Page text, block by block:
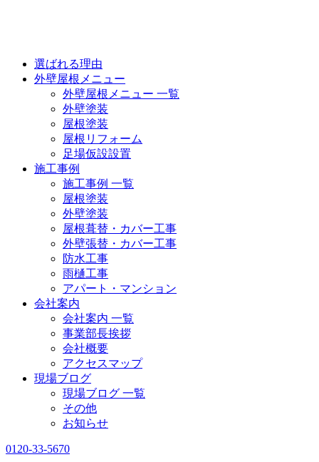
選ばれる理由
外壁屋根メニュー
外壁屋根メニュー 一覧
外壁塗装
屋根塗装
屋根リフォーム
足場仮設設置
施工事例
施工事例 一覧
屋根塗装
外壁塗装
屋根葺替・カバー工事
外壁張替・カバー工事
防水工事
雨樋工事
アパート・マンション
会社案内
会社案内 一覧
事業部長挨拶
会社概要
アクセスマップ
現場ブログ
現場ブログ 一覧
その他
お知らせ
0120-33-5670